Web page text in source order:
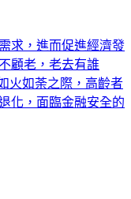
求，進而促進經濟發
顧老，老去有誰
火如荼之際，高齡者
化，面臨金融安全的